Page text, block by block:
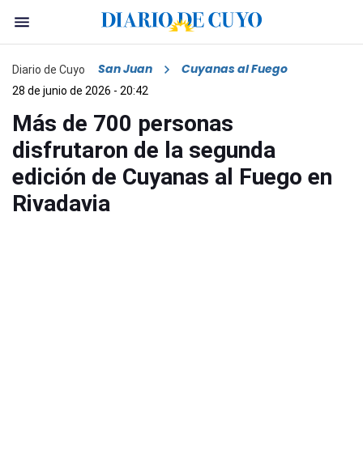
Diario de Cuyo San Juan Cuyanas al Fuego
28 de junio de 2026 - 20:42
Más de 700 personas
disfrutaron de la segunda
edición de Cuyanas al Fuego en
Rivadavia